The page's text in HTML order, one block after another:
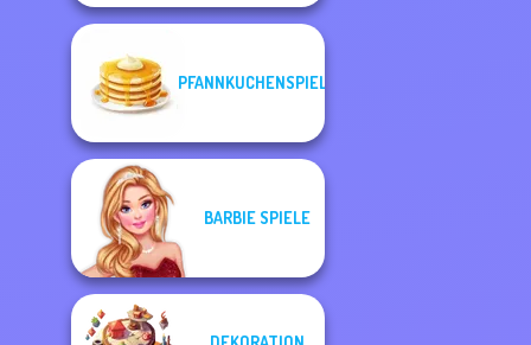
PFANNKUCHENSPIELE
BARBIE SPIELE